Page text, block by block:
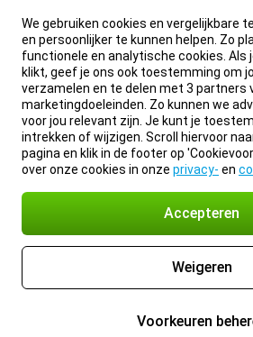
We gebruiken cookies en vergelijkbare
en persoonlijker te kunnen helpen. Zo
functionele en analytische cookies. Als
klikt, geef je ons ook toestemming om
verzamelen en te delen met 3 partners
marketingdoeleinden. Zo kunnen we
voor jou relevant zijn. Je kunt je
intrekken of wijzigen. Scroll hiervoor
pagina en klik in de footer op
over onze cookies in onze privacy- en
Accepteren
Weigeren
Voorkeuren